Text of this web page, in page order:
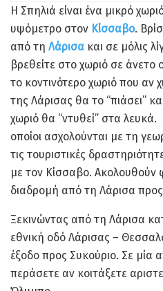
Η Σπηλιά είναι ένα μικρό
υψόμετρο στον Κίσσαβο.
από τη Λάρισα και σε μόλις
βρεθείτε στο χωριό σε άνετο
το κοντινότερο χωριό που αν
της Λάρισας θα το “πιάσει”
χωριό θα “ντυθεί” στα λευκά.
οποίοι ασχολούνται με τη
τις τουριστικές
με τον Κίσσαβο. Ακολουθούν
διαδρομή από τη Λάρισα
Ξεκινώντας από τη Λάρισα
εθνική οδό Λάρισας –
έξοδο προς Συκούριο. Σε μία
περάσετε αν κοιτάξετε